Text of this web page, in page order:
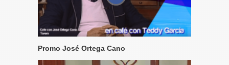
Promo José Ortega Cano